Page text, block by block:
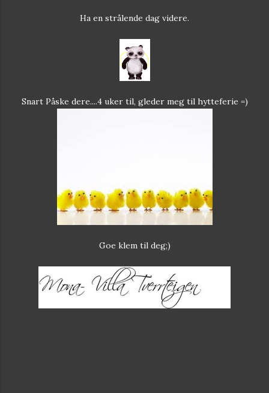
Ha en strålende dag videre.
Snart Påske dere....4 uker til, gleder meg til hytteferie =)
Goe klem til deg;)